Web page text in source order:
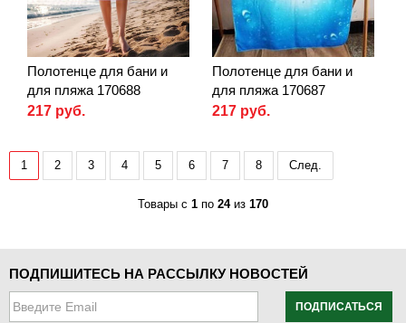
Полотенце для бани и
для пляжа 170688
217 руб.
Полотенце для бани и
для пляжа 170687
217 руб.
1 2 3 4 5 6 7 8 След.
Товары с 1 по 24из 170
ПОДПИШИТЕСЬ НА РАССЫЛКУ НОВОСТЕЙ
ПОДПИСАТЬСЯ